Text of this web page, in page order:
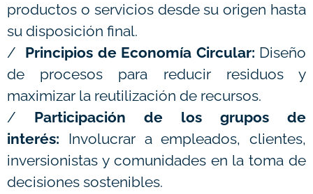
productos o servicios desde su origen hasta
su disposición final.
/ Principios de Economía Circular: Diseño
de procesos para reducir residuos y
maximizar la reutilización de recursos.
/ Participación de los grupos de
interés: Involucrar a empleados, clientes,
inversionistas y comunidades en la toma de
decisiones sostenibles.